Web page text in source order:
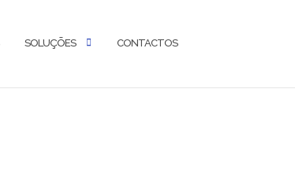
SOLUÇÕES CONTACTOS